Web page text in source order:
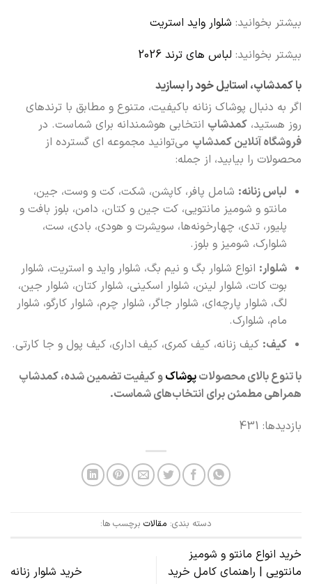
بیشتر بخوانید:شلوار واید استریت
بیشتر بخوانید: لباس های ترند 2026
با کمدشاپ، استایل خود را بسازید
اگر به دنبال پوشاک زنانه باکیفیت، متنوع و مطابق با ترندهای
روز هستید، کمدشاپانتخابی هوشمندانه برای شماست. در
فروشگاه آنلاین کمدشاپمی‌توانید مجموعه‌ ای گسترده از
محصولات را بیابید، از جمله:
لباس زنانه:شامل پافر، کاپشن، شکت، کت و وست، جین،
مانتو و شومیز مانتویی، کت جین و کتان، دامن، بلوز بافت و
پلیور، تدی، چهارخونه‌ها، سویشرت و هودی، بادی، ست،
شلوارک، شومیز و بلوز.
شلوار:انواع شلوار بگ و نیم بگ، شلوار واید و استریت، شلوار
بوت کات، شلوار لینن، شلوار اسکینی، شلوار کتان، شلوار جین،
لگ، شلوار پارچه‌ای، شلوار جاگر، شلوار چرم، شلوار کارگو، شلوار
مام، شلوارک.
کیف:کیف زنانه، کیف کمری، کیف اداری، کیف پول و جا کارتی.
با تنوع بالای محصولاتپوشاکو کیفیت تضمین‌ شده، کمدشاپ
همراهی مطمئن برای انتخاب‌های شماست.
بازدیدها: 431
دسته بندی: مقالاتبرچسب ها:
خرید انواع مانتو و شومیز
مانتویی | راهنمای کامل خرید
خرید شلوار زنانه